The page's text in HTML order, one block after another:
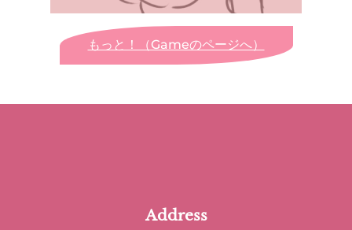
もっと！（Gameのページへ）
Address